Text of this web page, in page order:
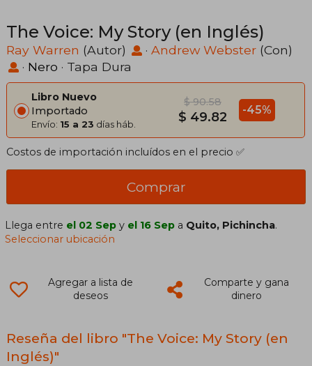
The Voice: My Story (en Inglés)
Ray Warren (Autor) · Andrew Webster (Con)
· Nero · Tapa Dura
Libro Nuevo
Importado
Envío: 15 a 23 días háb.
$ 90.58
$ 49.82 -45%
Costos de importación incluídos en el precio ✅
Comprar
Llega entre el 02 Sep y el 16 Sep a Quito, Pichincha.
Seleccionar ubicación
Agregar a lista de
deseos
Comparte y gana
dinero
Reseña del libro "The Voice: My Story (en
Inglés)"